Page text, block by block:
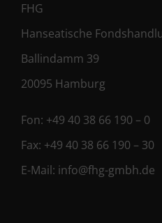
FHG
Hanseatische
Ballindamm 39
20095 Hamburg
Fon: +49 40 38 66 190 – 0
Fax: +49 40 38 66 190 – 30
E-Mail: info@fhg-gmbh.de